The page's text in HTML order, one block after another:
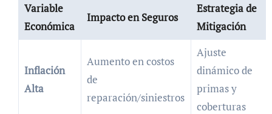
Variable
Económica
Impacto en Seguros
Estrategia de
Mitigación
Inflación
Alta
Aumento en costos
de
reparación/siniestros
Ajuste
dinámico de
primas y
coberturas